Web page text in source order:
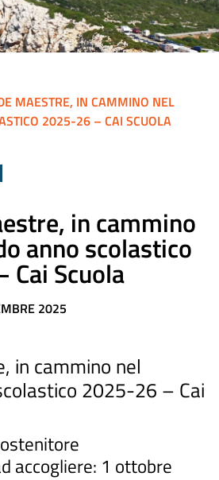
MAESTRE, IN CAMMINO NEL
2025-26 – CAI SCUOLA
in cammino
anno scolastico
Scuola
2025
in cammino nel
2025-26 – Cai
accogliere: 1 ottobre